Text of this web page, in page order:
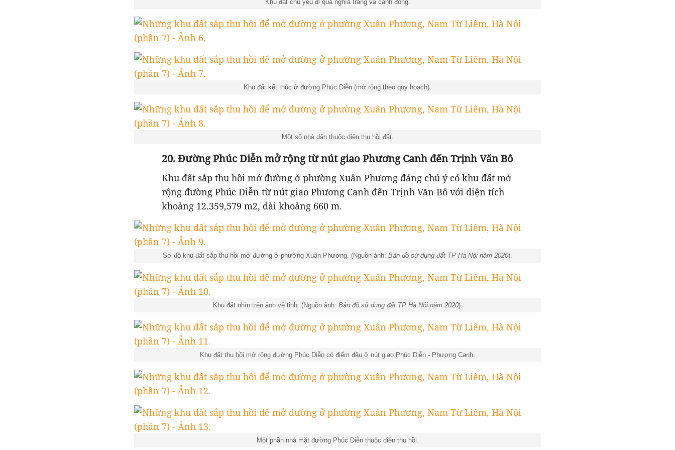
Khu đất chủ yếu đi qua nghĩa trang và cánh đồng.
Khu đất kết thúc ở đường Phúc Diễn (mở rộng theo quy hoạch).
Một số nhà dân thuộc diện thu hồi đất.
20. Đường Phúc Diễn mở rộng từ nút giao Phương Canh đến Trịnh Văn Bô
Khu đất sắp thu hồi mở đường ở phường Xuân Phương đáng chú ý có khu đất mở
rộng đường Phúc Diễn từ nút giao Phương Canh đến Trịnh Văn Bô với diện tích
khoảng 12.359,579 m2, dài khoảng 660 m.
Sơ đồ khu đất sắp thu hồi mở đường ở phường Xuân Phương. (Nguồn ảnh: Bản đồ sử dụng đất TP Hà Nội năm 2020).
Khu đất nhìn trên ảnh vệ tinh. (Nguồn ảnh: Bản đồ sử dụng đất TP Hà Nội năm 2020).
Khu đất thu hồi mở rộng đường Phúc Diễn có điểm đầu ở nút giao Phúc Diễn - Phương Canh.
Một phần nhà mặt đường Phúc Diễn thuộc diện thu hồi.